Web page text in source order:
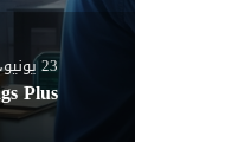
23 يونيو، 2025